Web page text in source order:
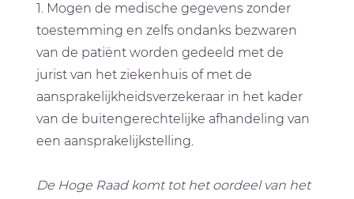
1. Mogen de medische gegevens zonder
toestemming en zelfs ondanks bezwaren
van de patiënt worden gedeeld met de
jurist van het ziekenhuis of met de
aansprakelijkheidsverzekeraar in het kader
van de buitengerechtelijke afhandeling van
een aansprakelijkstelling.
De Hoge Raad komt tot het oordeel van het